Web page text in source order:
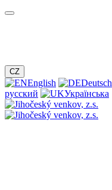
CZ
English Deutsch
русский
Українська